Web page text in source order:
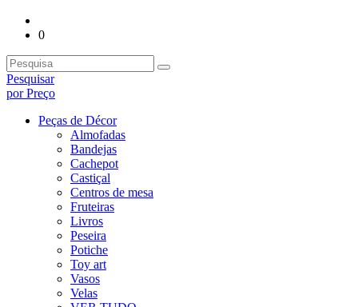
0
Pesquisar
por Preço
Peças de Décor
Almofadas
Bandejas
Cachepot
Castiçal
Centros de mesa
Fruteiras
Livros
Peseira
Potiche
Toy art
Vasos
Velas